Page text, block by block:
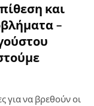
και
–
για να βρεθούν οι